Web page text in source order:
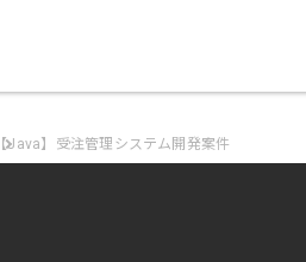
【Java】受注管理システム開発案件